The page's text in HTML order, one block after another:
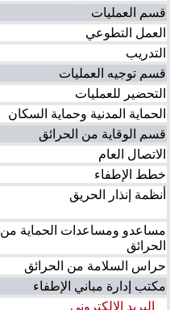
قسم العمليات
العمل التطوعي
التدريب
قسم توجيه العمليات
التحضير للعمليات
الحماية المدنية وحماية السكان
قسم الوقاية من الحرائق
الاتصال العام
خطط الإطفاء
أنظمة إنذار الحريق
مساعدو ومساعدات الحماية من
الحرائق
حراس السلامة من الحرائق
مكتب إدارة مباني الإطفاء
البريد الإلكتروني